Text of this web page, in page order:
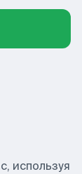
используя